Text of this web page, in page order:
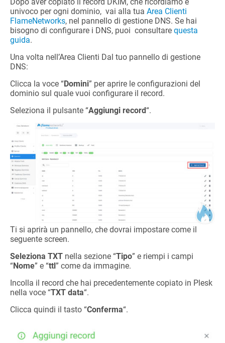
univoco per ogni dominio, vai alla tua Area Clienti
FlameNetworks, nel pannello di gestione DNS. Se hai
bisogno di configurare i DNS, puoi consultare questa
guida.
Una volta nell’Area Clienti Dal tuo pannello di gestione
DNS:
Clicca la voce “Domini” per aprire le configurazioni del
dominio sul quale vuoi configurare il record.
Seleziona il pulsante “Aggiungi record“.
Ti si aprirà un pannello, che dovrai impostare come il
seguente screen.
Seleziona TXT nella sezione “Tipo” e riempi i campi
“Nome” e “ttl” come da immagine.
Incolla il record che hai precedentemente copiato in Plesk
nella voce “TXT data“.
Clicca quindi il tasto “Conferma“.